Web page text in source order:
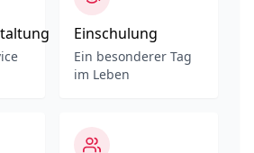
Einschulung
Ein besonderer Tag
im Leben